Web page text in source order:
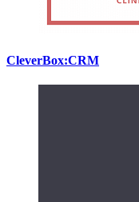
CleverBox:CRM